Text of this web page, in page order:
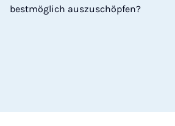
bestmöglich auszuschöpfen?